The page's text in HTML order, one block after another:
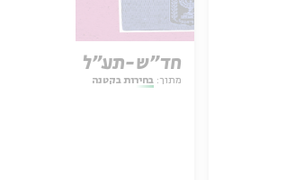
חד"ש-תע"ל
מתוך: בחירות בקטנה